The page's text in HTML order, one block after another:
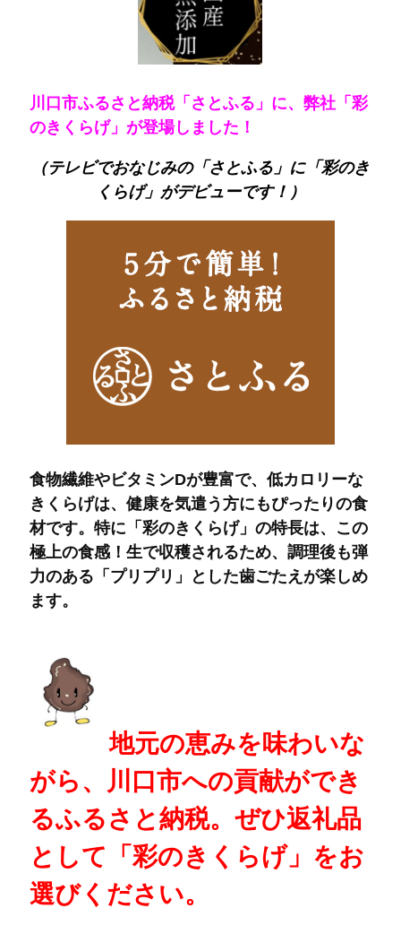
川口市ふるさと納税「さとふる」に、弊社「彩
のきくらげ」が登場しました！
（テレビでおなじみの「さとふる」に「彩のき
くらげ」がデビューです！）
食物繊維やビタミンDが豊富で、低カロリーな
きくらげは、健康を気遣う方にもぴったりの食
材です。特に「彩のきくらげ」の特長は、この
極上の食感！生で収穫されるため、調理後も弾
力のある「プリプリ」とした歯ごたえが楽しめ
ます。
地元の恵みを味わいな
がら、川口市への貢献ができ
るふるさと納税。ぜひ返礼品
として「彩のきくらげ」をお
選びください。